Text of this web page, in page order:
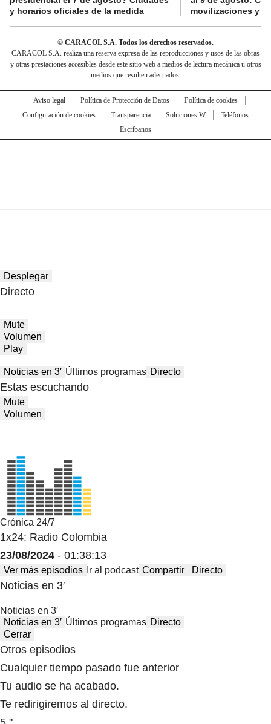
y horarios oficiales de la medida
movilizaciones y
© CARACOL S.A. Todos los derechos reservados.
CARACOL S.A. realiza una reserva expresa de las reproducciones y usos de las obras
y otras prestaciones accesibles desde este sitio web a medios de lectura mecánica u otros
medios que resulten adecuados.
Aviso legal Política de Protección de Datos
Política de cookies
Configuración de cookies
Transparencia Soluciones W
Teléfonos
Escríbanos
Desplegar
Directo
Mute
Volumen
Play
Noticias en 3′ Últimos programas Directo
Estas escuchando
Mute
Volumen
Crónica 24/7
1x24: Radio Colombia
23/08/2024 - 01:38:13
Ver más episodios Ir al podcast Compartir Directo
Noticias en 3′
Noticias en 3′
Noticias en 3′ Últimos programas Directo
Cerrar
Otros episodios
Cualquier tiempo pasado fue anterior
Tu audio se ha acabado.
Te redirigiremos al directo.